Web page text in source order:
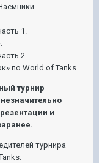
1.
2.
по World of Tanks.
турнир
и
турнира